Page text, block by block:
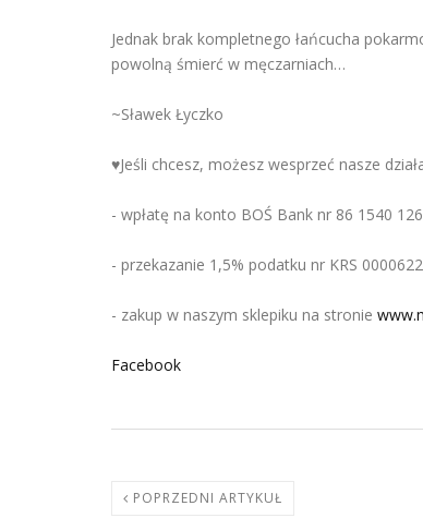
Jednak brak kompletnego łańcucha
powolną śmierć w męczarniach…
~Sławek Łyczko
♥️Jeśli chcesz, możesz wesprzeć nasze
- wpłatę na konto BOŚ Bank nr 86 1540
- przekazanie 1,5% podatku nr KRS
- zakup w naszym sklepiku na stronie
Facebook
POPRZEDNI ARTYKUŁ